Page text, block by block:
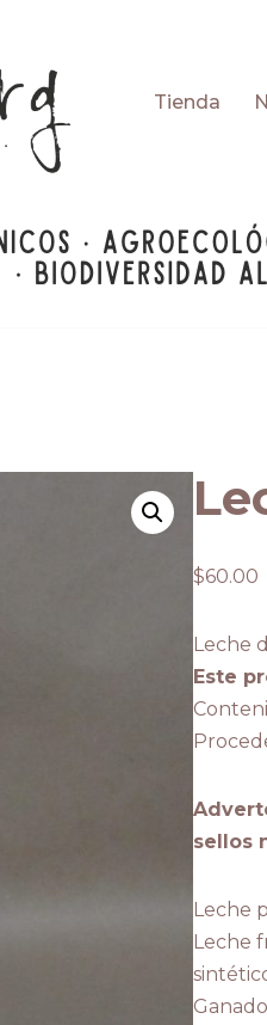
Tienda
$60.00
Leche
Este
sellos
Leche
Leche